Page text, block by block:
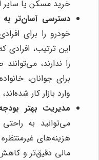
خرید مسکن یا سایر
دسترسی آسان‌تر به
خودرو را برای
این ترتیب، افرادی
را ندارند،
برای جوانان،
وارد بازار کار
مدیریت بهتر
می‌توانید به
هزینه‌های
مالی دقیق‌تر و